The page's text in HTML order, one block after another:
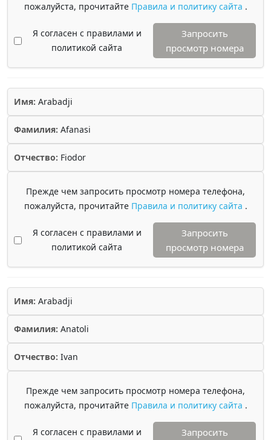
пожалуйста, прочитайте Правила и политику сайта .
Я согласен с правилами и
политикой сайта
Запросить
просмотр номера
Имя: Arabadji
Фамилия: Afanasi
Отчество: Fiodor
Прежде чем запросить просмотр номера телефона,
пожалуйста, прочитайте Правила и политику сайта .
Я согласен с правилами и
политикой сайта
Запросить
просмотр номера
Имя: Arabadji
Фамилия: Anatoli
Отчество: Ivan
Прежде чем запросить просмотр номера телефона,
пожалуйста, прочитайте Правила и политику сайта .
Я согласен с правилами и
Запросить